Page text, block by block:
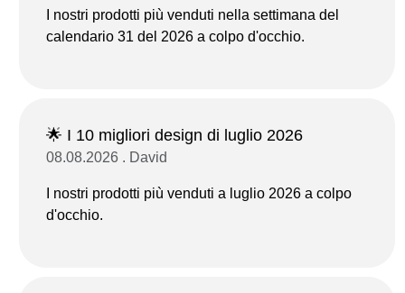
I nostri prodotti più venduti nella settimana del
calendario 31 del 2026 a colpo d'occhio.
🌟 I 10 migliori design di luglio 2026
08.08.2026 . David
I nostri prodotti più venduti a luglio 2026 a colpo
d'occhio.